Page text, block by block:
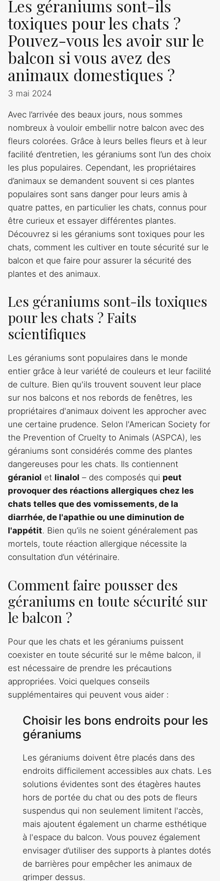
Les géraniums sont-ils
toxiques pour les chats ?
Pouvez-vous les avoir sur le
balcon si vous avez des
animaux domestiques ?
3 mai 2024
Avec l’arrivée des beaux jours, nous sommes
nombreux à vouloir embellir notre balcon avec des
fleurs colorées. Grâce à leurs belles fleurs et à leur
facilité d’entretien, les géraniums sont l’un des choix
les plus populaires. Cependant, les propriétaires
d’animaux se demandent souvent si ces plantes
populaires sont sans danger pour leurs amis à
quatre pattes, en particulier les chats, connus pour
être curieux et essayer différentes plantes.
Découvrez si les géraniums sont toxiques pour les
chats, comment les cultiver en toute sécurité sur le
balcon et que faire pour assurer la sécurité des
plantes et des animaux.
Les géraniums sont-ils toxiques
pour les chats ? Faits
scientifiques
Les géraniums sont populaires dans le monde
entier grâce à leur variété de couleurs et leur facilité
de culture. Bien qu'ils trouvent souvent leur place
sur nos balcons et nos rebords de fenêtres, les
propriétaires d'animaux doivent les approcher avec
une certaine prudence. Selon l'American Society for
the Prevention of Cruelty to Animals (ASPCA), les
géraniums sont considérés comme des plantes
dangereuses pour les chats. Ils contiennent
géraniol et linalol – des composés qui peut
provoquer des réactions allergiques chez les
chats telles que des vomissements, de la
diarrhée, de l'apathie ou une diminution de
l'appétit. Bien qu’ils ne soient généralement pas
mortels, toute réaction allergique nécessite la
consultation d’un vétérinaire.
Comment faire pousser des
géraniums en toute sécurité sur
le balcon ?
Pour que les chats et les géraniums puissent
coexister en toute sécurité sur le même balcon, il
est nécessaire de prendre les précautions
appropriées. Voici quelques conseils
supplémentaires qui peuvent vous aider :
Choisir les bons endroits pour les
géraniums
Les géraniums doivent être placés dans des
endroits difficilement accessibles aux chats. Les
solutions évidentes sont des étagères hautes
hors de portée du chat ou des pots de fleurs
suspendus qui non seulement limitent l'accès,
mais ajoutent également un charme esthétique
à l'espace du balcon. Vous pouvez également
envisager d’utiliser des supports à plantes dotés
de barrières pour empêcher les animaux de
grimper dessus.